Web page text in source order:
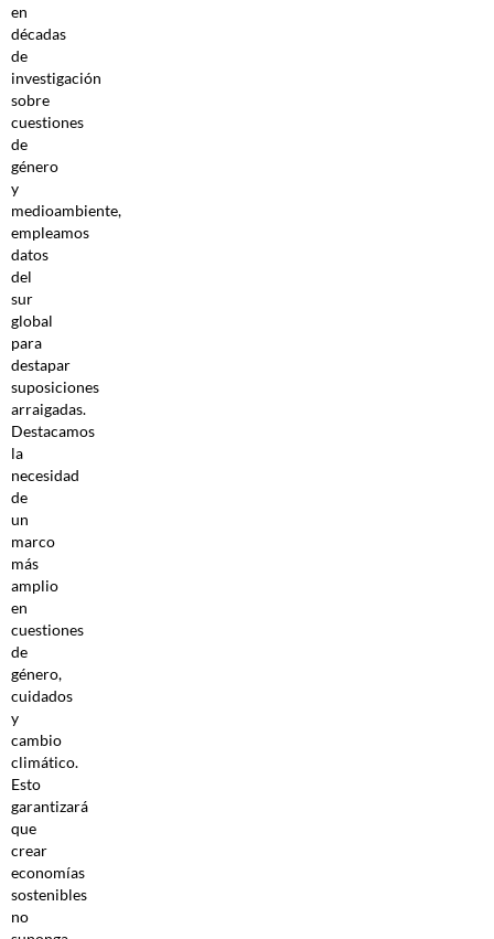
en
décadas
de
investigación
sobre
cuestiones
de
género
y
medioambiente,
empleamos
datos
del
sur
global
para
destapar
suposiciones
arraigadas.
Destacamos
la
necesidad
de
un
marco
más
amplio
en
cuestiones
de
género,
cuidados
y
cambio
climático.
Esto
garantizará
que
crear
economías
sostenibles
no